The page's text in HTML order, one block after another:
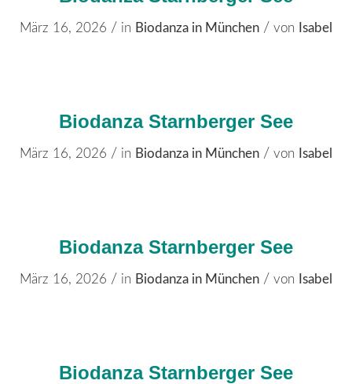
März 16, 2026 / in Biodanza in München / von Isabel
Biodanza Starnberger See
März 16, 2026 / in Biodanza in München / von Isabel
Biodanza Starnberger See
März 16, 2026 / in Biodanza in München / von Isabel
Biodanza Starnberger See